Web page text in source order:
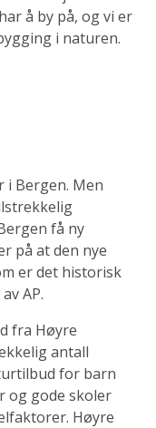
å by på, og vi er
i naturen.
i Bergen. Men
få ny
på at den nye
er det historisk
AP.
fra Høyre
antall
for barn
og gode skoler
Høyre